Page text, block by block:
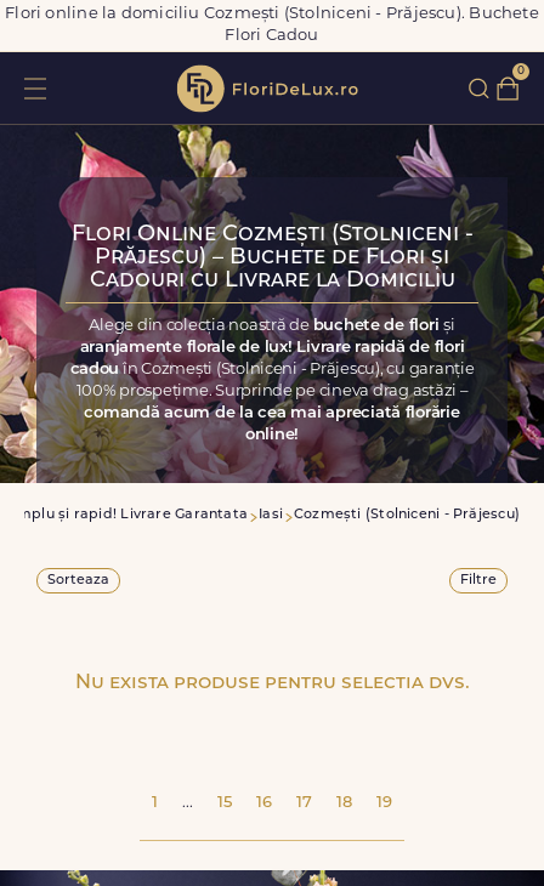
Flori online la domiciliu Cozmești (Stolniceni - Prăjescu). Buchete
Flori Cadou
0
Flori Online Cozmești (Stolniceni -
Prăjescu) – Buchete de Flori și
Cadouri cu Livrare la Domiciliu
Alege din colecția noastră de buchete de floriși
aranjamente florale de lux! Livrare rapidă de flori
cadouîn Cozmești (Stolniceni - Prăjescu), cu garanție
100% prospețime. Surprinde pe cineva drag astăzi –
comandă acum de la cea mai apreciată florărie
online!
simplu și rapid! Livrare Garantata Iasi Cozmești (Stolniceni - Prăjescu)
Sorteaza Filtre
Nu exista produse pentru selectia dvs.
1 ... 15 16 17 18 19